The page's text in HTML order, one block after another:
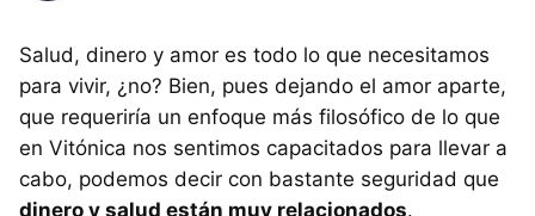
Salud, dinero y amor es todo lo que necesitamos
para vivir, ¿no? Bien, pues dejando el amor aparte,
que requeriría un enfoque más filosófico de lo que
en Vitónica nos sentimos capacitados para llevar a
cabo, podemos decir con bastante seguridad que
dinero y salud están muy relacionados.